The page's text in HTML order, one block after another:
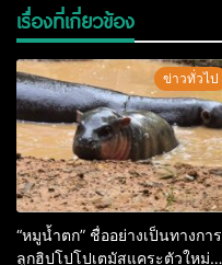
เรื่องที่เกี่ยวข้อง
ข่าวทั่วไป
“หมูน้ำตก” ชื่ออย่างเป็นทางการ
ลูกฮิปโปโปเตมัสแคระตัวใหม่